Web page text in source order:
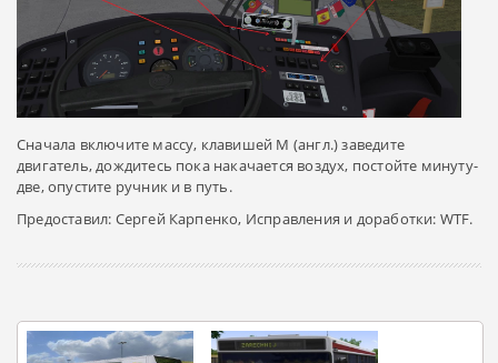
Сначала включите массу, клавишей M (англ.) заведите
двигатель, дождитесь пока накачается воздух, постойте минуту-
две, опустите ручник и в путь.
Предоставил: Cергей Карпенко, Исправления и доработки: WTF.